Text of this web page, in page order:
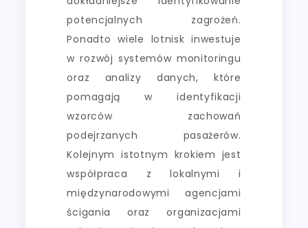
potencjalnych zagrożeń.
Ponadto wiele lotnisk inwestuje
w rozwój systemów monitoringu
oraz analizy danych, które
pomagają w identyfikacji
wzorców zachowań
podejrzanych pasażerów.
Kolejnym istotnym krokiem jest
współpraca z lokalnymi i
międzynarodowymi agencjami
ścigania oraz organizacjami